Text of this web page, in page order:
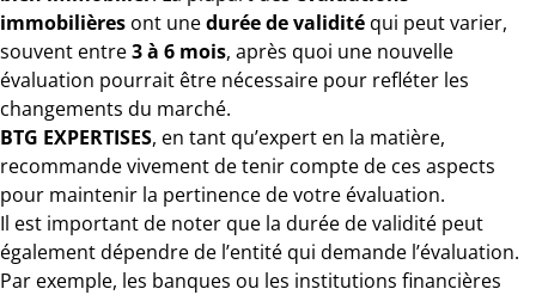
immobilières ont unedurée de validité qui peut varier,
souvent entre3 à 6 mois, après quoi une nouvelle
évaluation pourrait être nécessaire pour refléter les
changements du marché.
BTG EXPERTISES, en tant qu’expert en la matière,
recommande vivement de tenir compte de ces aspects
pour maintenir la pertinence de votre évaluation.
Il est important de noter que la durée de validité peut
également dépendre de l’entité qui demande l’évaluation.
Par exemple, les banques ou les institutions financières